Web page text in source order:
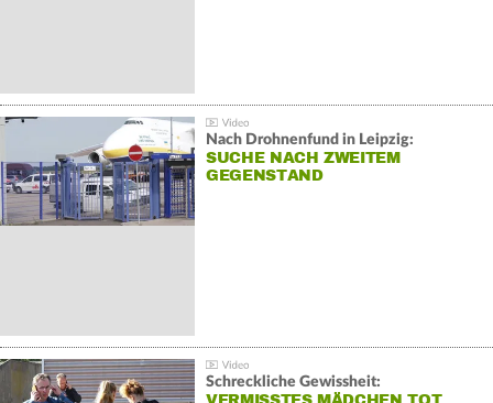
Nach Drohnenfund in Leipzig:
SUCHE NACH ZWEITEM
GEGENSTAND
Schreckliche Gewissheit: